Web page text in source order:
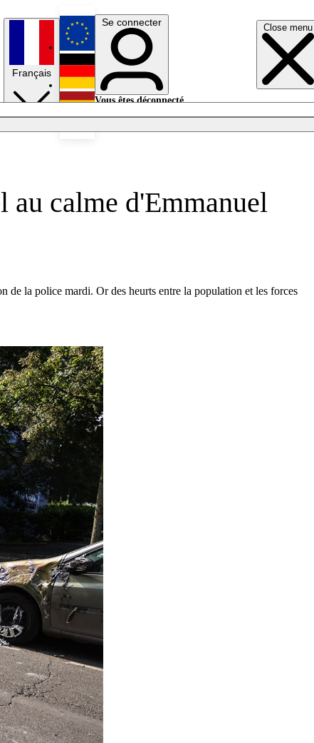
Close menu
Français
English
Deutsch
Se connecter
Vous êtes déconnecté.
au calme d'Emmanuel
de la police mardi. Or des heurts entre la population et les forces